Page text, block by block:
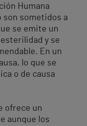
Humana
son sometidos a
se emite un
y se
En un
lo que se
o de causa
ofrece un
aunque los